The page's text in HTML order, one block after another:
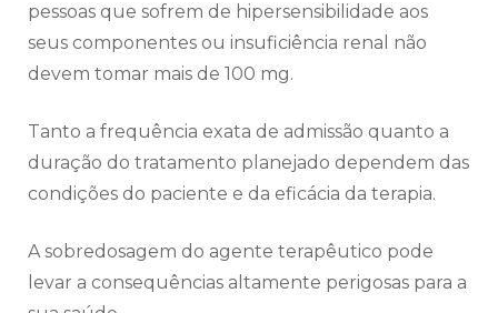
pessoas que sofrem de hipersensibilidade aos
seus componentes ou insuficiência renal não
devem tomar mais de 100 mg.
Tanto a frequência exata de admissão quanto a
duração do tratamento planejado dependem das
condições do paciente e da eficácia da terapia.
A sobredosagem do agente terapêutico pode
levar a consequências altamente perigosas para a